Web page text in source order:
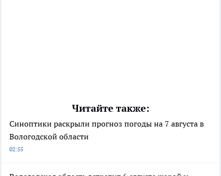
Читайте также:
Синоптики раскрыли прогноз погоды на 7 августа в
Вологодской области
02:55